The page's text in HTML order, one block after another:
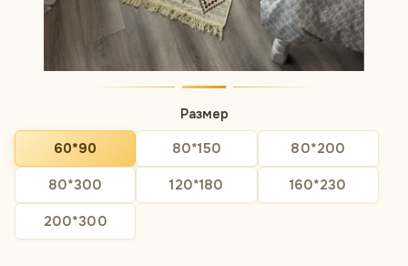
Размер
60*90 80*150
80*200
80*300
120*180
160*230
200*300